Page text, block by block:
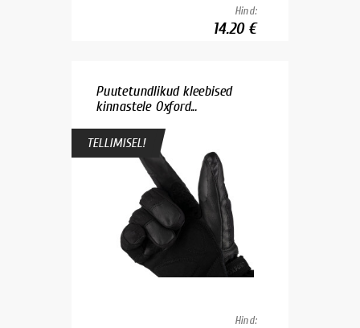
Hind:
14.20 €
Puutetundlikud kleebised
kinnastele Oxford...
TELLIMISEL!
Hind: